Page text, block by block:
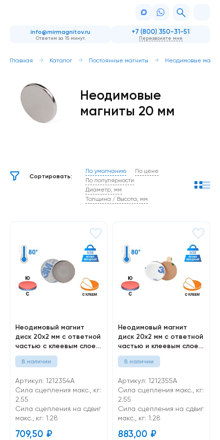
info@mirmagnitov.ru
Ответим за 15 минут.
+7 (800) 350-31-51
Перезвоните мне
Главная Каталог Постоянные магниты Неодимовые
Неодимовые
магниты 20 мм
Сортировать:
По умолчанию
По цене
По популярности
Диаметр, мм
Толщина / Высота, мм
Неодимовый магнит
диск 20х2 мм с ответной
частью с клеевым слоем,
10 шт
В наличии
Артикул: 1212354A
Сила сцепления макс., кг:
2.55
Cила сцепления на сдвиг
макс., кг: 1.28
709,50 ₽
Неодимовый магнит
диск 20х2 мм с ответной
частью и клеевым слоем,
10 шт
В наличии
Артикул: 1212355A
Сила сцепления макс., кг:
2.55
Cила сцепления на сдвиг
макс., кг: 1.28
883,00 ₽